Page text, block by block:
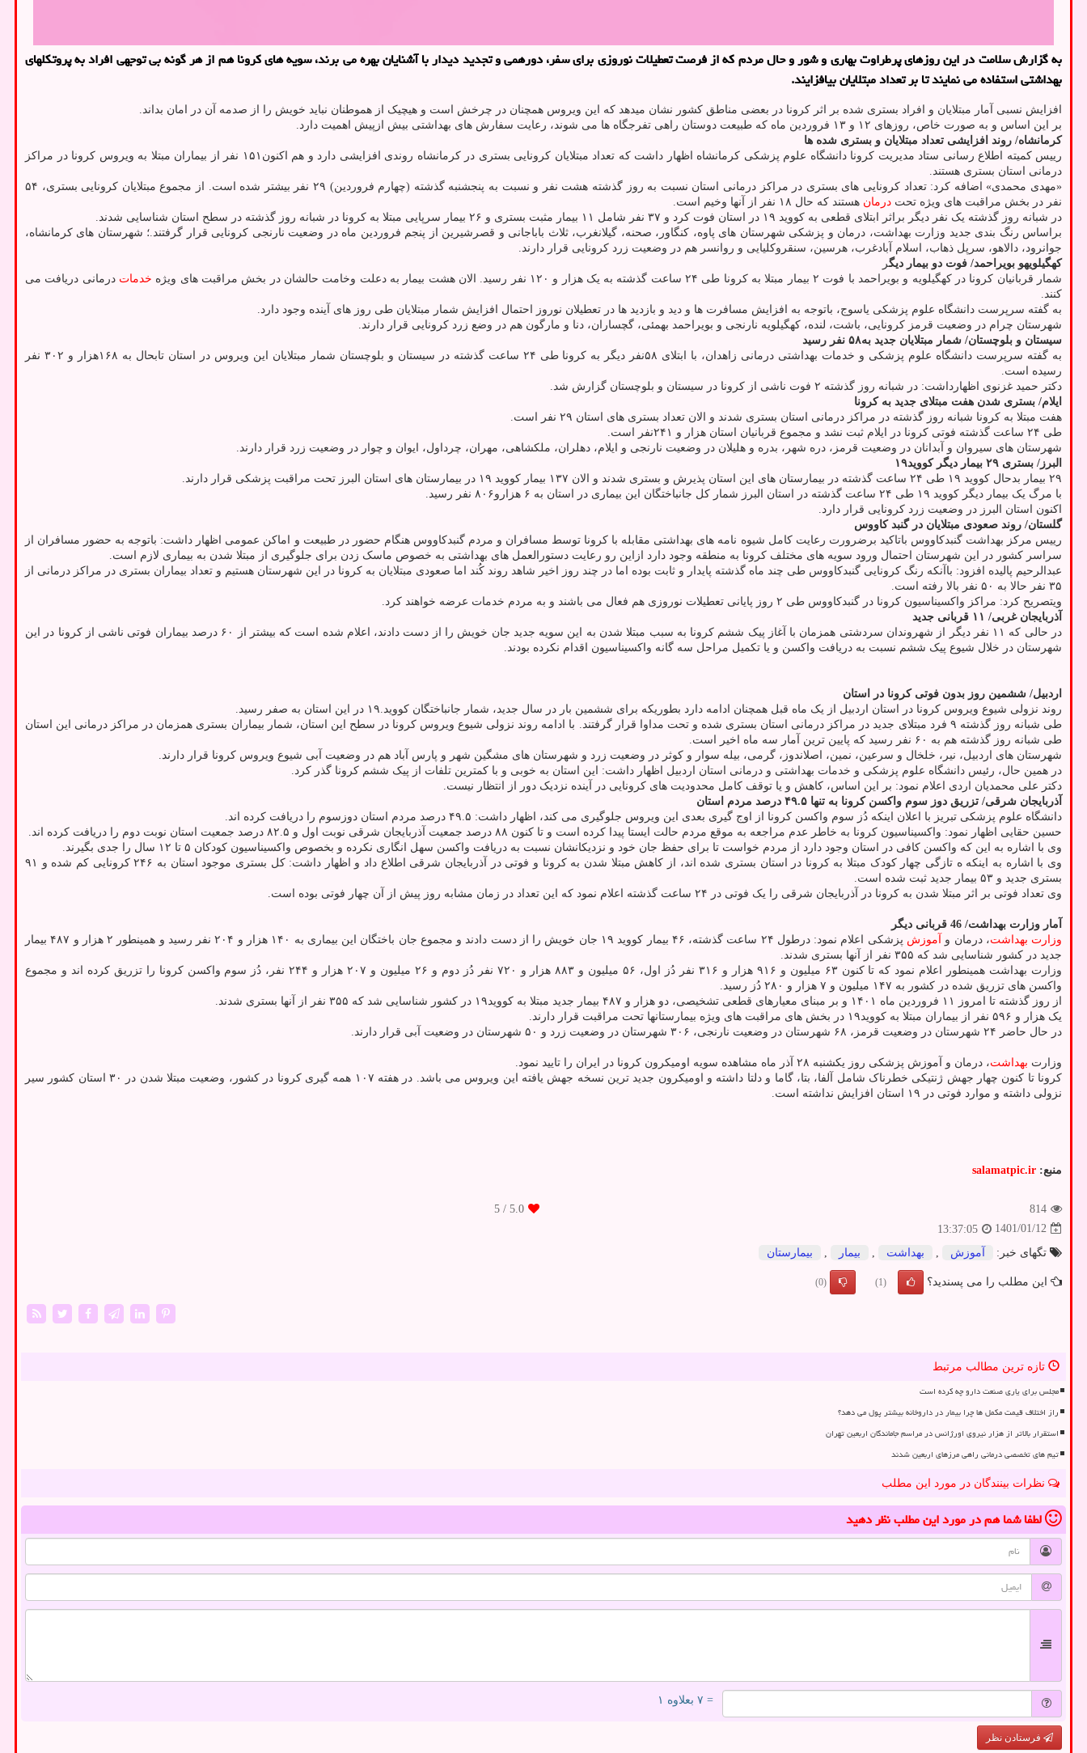
به گزارش سلامت در این روزهای پرطراوت بهاری و شور و حال مردم که از فرصت تعطیلات نوروزی برای سفر، دورهمی و تجدید دیدار با آشنایان بهره می برند، سویه های کرونا هم از هر گونه بی توجهی افراد به پروتکلهای
بهداشتی استفاده می نمایند تا بر تعداد مبتلایان بیافزایند.
افزایش نسبی آمار مبتلایان و افراد بستری شده بر اثر کرونا در بعضی مناطق کشور نشان میدهد که این ویروس همچنان در چرخش است و هیچیک از هموطنان نباید خویش را از صدمه آن در امان بداند.
بر این اساس و به صورت خاص، روزهای ۱۲ و ۱۳ فروردین ماه که طبیعت دوستان راهی تفرجگاه ها می شوند، رعایت سفارش های بهداشتی بیش ازپیش اهمیت دارد.
کرمانشاه/ روند افزایشی تعداد مبتلایان و بستری شده ها
رییس کمیته اطلاع رسانی ستاد مدیریت کرونا دانشگاه علوم پزشکی کرمانشاه اظهار داشت که تعداد مبتلایان کرونایی بستری در کرمانشاه روندی افزایشی دارد و هم اکنون۱۵۱ نفر از بیماران مبتلا به ویروس کرونا در مراکز
درمانی استان بستری هستند.
«مهدی محمدی» اضافه کرد: تعداد کرونایی های بستری در مراکز درمانی استان نسبت به روز گذشته هشت نفر و نسبت به پنجشنبه گذشته (چهارم فروردین) ۲۹ نفر بیشتر شده است. از مجموع مبتلایان کرونایی بستری، ۵۴
نفر در بخش مراقبت های ویژه تحت درمان هستند که حال ۱۸ نفر از آنها وخیم است.
در شبانه روز گذشته یک نفر دیگر براثر ابتلای قطعی به کووید ۱۹ در استان فوت کرد و ۳۷ نفر شامل ۱۱ بیمار مثبت بستری و ۲۶ بیمار سرپایی مبتلا به کرونا در شبانه روز گذشته در سطح استان شناسایی شدند.
براساس رنگ بندی جدید وزارت بهداشت، درمان و پزشکی شهرستان های پاوه، کنگاور، صحنه، گیلانغرب، ثلاث باباجانی و قصرشیرین از پنجم فروردین ماه در وضعیت نارنجی کرونایی قرار گرفتند.؛ شهرستان های کرمانشاه،
جوانرود، دالاهو، سرپل ذهاب، اسلام آبادغرب، هرسین، سنقروکلیایی و روانسر هم در وضعیت زرد کرونایی قرار دارند.
کهگیلویهو بویراحمد/ فوت دو بیمار دیگر
شمار قربانیان کرونا در کهگیلویه و بویراحمد با فوت ۲ بیمار مبتلا به کرونا طی ۲۴ ساعت گذشته به یک هزار و ۱۲۰ نفر رسید. الان هشت بیمار به دعلت وخامت حالشان در بخش مراقبت های ویژه
خدمات درمانی دریافت می
کنند.
به گفته سرپرست دانشگاه علوم پزشکی یاسوج، باتوجه به افزایش مسافرت ها و دید و بازدید ها در تعطیلان نوروز احتمال افزایش شمار مبتلایان طی روز های آینده وجود دارد.
شهرستان چرام در وضعیت قرمز کرونایی، باشت، لنده، کهگیلویه نارنجی و بویراحمد بهمئی، گچساران، دنا و مارگون هم در وضع زرد کرونایی قرار دارند.
سیستان و بلوچستان/ شمار مبتلایان جدید به۵۸ نفر رسید
به گفته سرپرست دانشگاه علوم پزشکی و خدمات بهداشتی درمانی زاهدان، با ابتلای ۵۸نفر دیگر به کرونا طی ۲۴ ساعت گذشته در سیستان و بلوچستان شمار مبتلایان این ویروس در استان تابحال به ۱۶۸هزار و ۳۰۲ نفر
رسیده است.
دکتر حمید غزنوی اظهارداشت: در شبانه روز گذشته ۲ فوت ناشی از کرونا در سیستان و بلوچستان گزارش شد.
ایلام/ بستری شدن هفت مبتلای جدید به کرونا
هفت مبتلا به کرونا شبانه روز گذشته در مراکز درمانی استان بستری شدند و الان تعداد بستری های استان ۲۹ نفر است.
طی ۲۴ ساعت گذشته فوتی کرونا در ایلام ثبت نشد و مجموع قربانیان استان هزار و ۲۴۱نفر است.
شهرستان های سیروان و آبدانان در وضعیت قرمز، دره شهر، بدره و هلیلان در وضعیت نارنجی و ایلام، دهلران، ملکشاهی، مهران، چرداول، ایوان و چوار در وضعیت زرد قرار دارند.
البرز/ بستری ۲۹ بیمار دیگر کووید۱۹
۲۹ بیمار بدحال کووید ۱۹ طی ۲۴ ساعت گذشته در بیمارستان های این استان پذیرش و بستری شدند و الان ۱۳۷ بیمار کووید ۱۹ در بیمارستان های استان البرز تحت مراقبت پزشکی قرار دارند.
با مرگ یک بیمار دیگر کووید ۱۹ طی ۲۴ ساعت گذشته در استان البرز شمار کل جانباختگان این بیماری در استان به ۶ هزارو۸۰۶ نفر رسید.
اکنون استان البرز در وضعیت زرد کرونایی قرار دارد.
گلستان/ روند صعودی مبتلایان در گنبد کاووس
رییس مرکز بهداشت گنبدکاووس باتاکید برضرورت رعایت کامل شیوه نامه های بهداشتی مقابله با کرونا توسط مسافران و مردم گنبدکاووس هنگام حضور در طبیعت و اماکن عمومی اظهار داشت: باتوجه به حضور مسافران از
سراسر کشور در این شهرستان احتمال ورود سویه های مختلف کرونا به منطقه وجود دارد ازاین رو رعایت دستورالعمل های بهداشتی به خصوص ماسک زدن برای جلوگیری از مبتلا شدن به بیماری لازم است.
عبدالرحیم پالیده افزود: باآنکه رنگ کرونایی گنبدکاووس طی چند ماه گذشته پایدار و ثابت بوده اما در چند روز اخیر شاهد روند کُند اما صعودی مبتلایان به کرونا در این شهرستان هستیم و تعداد بیماران بستری در مراکز درمانی از
۳۵ نفر حالا به ۵۰ نفر بالا رفته است.
ویتصریح کرد: مراکز واکسیناسیون کرونا در گنبدکاووس طی ۲ روز پایانی تعطیلات نوروزی هم فعال می باشند و به مردم خدمات عرضه خواهند کرد.
آذربایجان غربی/ ۱۱ قربانی جدید
در حالی که ۱۱ نفر دیگر از شهروندان سردشتی همزمان با آغاز پیک ششم کرونا به سبب مبتلا شدن به این سویه جدید جان خویش را از دست دادند، اعلام شده است که بیشتر از ۶۰ درصد بیماران فوتی ناشی از کرونا در این
شهرستان در خلال شیوع پیک ششم نسبت به دریافت واکسن و یا تکمیل مراحل سه گانه واکسیناسیون اقدام نکرده بودند.
اردبیل/ ششمین روز بدون فوتی کرونا در استان
روند نزولی شیوع ویروس کرونا در استان اردبیل از یک ماه قبل همچنان ادامه دارد بطوریکه برای ششمین بار در سال جدید، شمار جانباختگان کووید.۱۹ در این استان به صفر رسید.
طی شبانه روز گذشته ۹ فرد مبتلای جدید در مراکز درمانی استان بستری شده و تحت مداوا قرار گرفتند. با ادامه روند نزولی شیوع ویروس کرونا در سطح این استان، شمار بیماران بستری همزمان در مراکز درمانی این استان
طی شبانه روز گذشته هم به ۶۰ نفر رسید که پایین ترین آمار سه ماه اخیر است.
شهرستان های اردبیل، نیر، خلخال و سرعین، نمین، اصلاندوز، گرمی، بیله سوار و کوثر در وضعیت زرد و شهرستان های مشگین شهر و پارس آباد هم در وضعیت آبی شیوع ویروس کرونا قرار دارند.
در همین حال، رئیس دانشگاه علوم پزشکی و خدمات بهداشتی و درمانی استان اردبیل اظهار داشت: این استان به خوبی و با کمترین تلفات از پیک ششم کرونا گذر کرد.
دکتر علی محمدیان اردی اعلام نمود: بر این اساس، کاهش و یا توقف کامل محدودیت های کرونایی در آینده نزدیک دور از انتظار نیست.
آذربایجان شرقی/ تزریق دوز سوم واکسن کرونا به تنها ۴۹.۵ درصد مردم استان
دانشگاه علوم پزشکی تبریز با اعلان اینکه دُز سوم واکسن کرونا از اوج گیری بعدی این ویروس جلوگیری می کند، اظهار داشت: ۴۹.۵ درصد مردم استان دوزسوم را دریافت کرده اند.
حسین حقایی اظهار نمود: واکسیناسیون کرونا به خاطر عدم مراجعه به موقع مردم حالت ایستا پیدا کرده است و تا کنون ۸۸ درصد جمعیت آذربایجان شرقی نوبت اول و ۸۲.۵ درصد جمعیت استان نوبت دوم را دریافت کرده اند.
وی با اشاره به این که واکسن کافی در استان وجود دارد از مردم خواست تا برای حفظ جان خود و نزدیکانشان نسبت به دریافت واکسن سهل انگاری نکرده و بخصوص واکسیناسیون کودکان ۵ تا ۱۲ سال را جدی بگیرند.
وی با اشاره به اینکه ه تازگی چهار کودک مبتلا به کرونا در استان بستری شده اند، از کاهش مبتلا شدن به کرونا و فوتی در آذربایجان شرقی اطلاع داد و اظهار داشت: کل بستری موجود استان به ۲۴۶ کرونایی کم شده و ۹۱
بستری جدید و ۵۳ بیمار جدید ثبت شده است.
وی تعداد فوتی بر اثر مبتلا شدن به کرونا در آذربایجان شرقی را یک فوتی در ۲۴ ساعت گذشته اعلام نمود که این تعداد در زمان مشابه روز پیش از آن چهار فوتی بوده است.
آمار وزارت بهداشت/ 46 قربانی دیگر
وزارت بهداشت، درمان و آموزش
پزشکی اعلام نمود: درطول ۲۴ ساعت گذشته، ۴۶ بیمار کووید ۱۹ جان خویش را از دست دادند و مجموع جان باختگان این بیماری به ۱۴۰ هزار و ۲۰۴ نفر رسید و همینطور ۲ هزار و ۴۸۷ بیمار
جدید در کشور شناسایی شد که ۳۵۵ نفر از آنها بستری شدند.
وزارت بهداشت همینطور اعلام نمود که تا کنون ۶۳ میلیون و ۹۱۶ هزار و ۳۱۶ نفر دُز اول، ۵۶ میلیون و ۸۸۳ هزار و ۷۲۰ نفر دُز دوم و ۲۶ میلیون و ۲۰۷ هزار و ۲۴۴ نفر، دُز سوم واکسن کرونا را تزریق کرده اند و مجموع
واکسن های تزریق شده در کشور به ۱۴۷ میلیون و ۷ هزار و ۲۸۰ دُز رسید.
از روز گذشته تا امروز ۱۱ فروردین ماه ۱۴۰۱ و بر مبنای معیارهای قطعی تشخیصی، دو هزار و ۴۸۷ بیمار جدید مبتلا به کووید۱۹ در کشور شناسایی شد که ۳۵۵ نفر از آنها بستری شدند.
یک هزار و ۵۹۶ نفر از بیماران مبتلا به کووید۱۹ در بخش های مراقبت های ویژه بیمارستانها تحت مراقبت قرار دارند.
در حال حاضر ۲۴ شهرستان در وضعیت قرمز، ۶۸ شهرستان در وضعیت نارنجی، ۳۰۶ شهرستان در وضعیت زرد و ۵۰ شهرستان در وضعیت آبی قرار دارند.
وزارت بهداشت، درمان و آموزش پزشکی روز یکشنبه ۲۸ آذر ماه مشاهده سویه اومیکرون کرونا در ایران را تایید نمود.
کرونا تا کنون چهار جهش ژنتیکی خطرناک شامل آلفا، بتا، گاما و دلتا داشته و اومیکرون جدید ترین نسخه جهش یافته این ویروس می باشد. در هفته ۱۰۷ همه گیری کرونا در کشور، وضعیت مبتلا شدن در ۳۰ استان کشور سیر
نزولی داشته و موارد فوتی در ۱۹ استان افزایش نداشته است.
منبع: salamatpic.ir
814
5.0
/ 5
1401/01/12
13:37:05
تگهای خبر:
آموزش بهداشت بیمار بیمارستان
این مطلب را می پسندید؟ (1)
(0)
تازه ترین مطالب مرتبط
مجلس برای یاری صنعت دارو چه کرده است
راز اختلاف قیمت مکمل ها چرا بیمار در داروخانه بیشتر پول می دهد؟
استقرار بالاتر از هزار نیروی اورژانس در مراسم جاماندگان اربعین تهران
تیم های تخصصی درمانی راهی مرزهای اربعین شدند
نظرات بینندگان در مورد این مطلب
لطفا شما همدر مورد این مطلبنظر دهید
= ۷ بعلاوه ۱
فرستادن نظر